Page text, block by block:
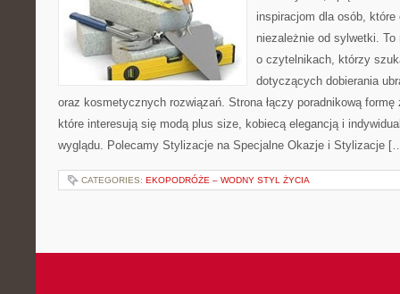
inspiracjom dla osób,
niezależnie od sylwetki.
o czytelnikach, którzy
dotyczących dobierania
oraz kosmetycznych rozwiązań. Strona łączy poradnikową
które interesują się modą plus size, kobiecą elegancją i
wyglądu. Polecamy Stylizacje na Specjalne Okazje i Stylizacje
CATEGORIES: EKOPODRÓŻE – WODNY STYL ŻYCIA